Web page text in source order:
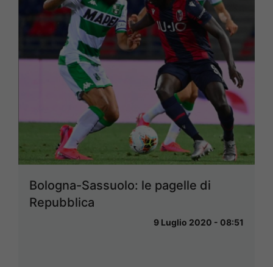
Bologna-Sassuolo: le pagelle di
Repubblica
9 Luglio 2020 - 08:51